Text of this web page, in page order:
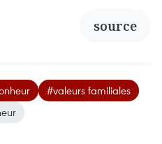
source
#valeurs familiales